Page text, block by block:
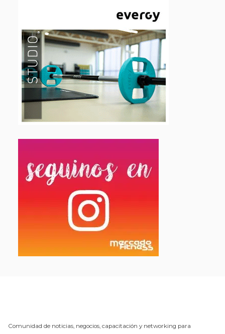
Comunidad de noticias, negocios, capacitación y networking para